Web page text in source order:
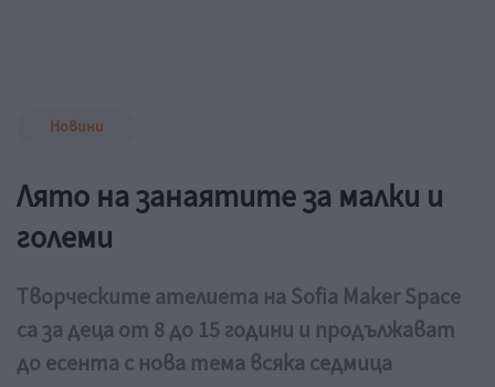
Новини
Лято на занаятите за малки и
големи
Творческите ателиета на Sofia Maker Space
са за деца от 8 до 15 години и продължават
до есента с нова тема всяка седмица